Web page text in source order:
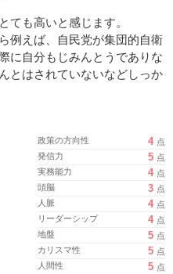
ても高いと感じます。
例えば、自民党が集団的自衛
に自分もじみんとうでありな
とはされていないなどしっか
政策の方向性 4 点
発信力
5 点
実務能力
4 点
頭脳
3 点
人脈
4 点
リーダーシップ
4 点
地盤
5 点
カリスマ性
5 点
人間性
5 点